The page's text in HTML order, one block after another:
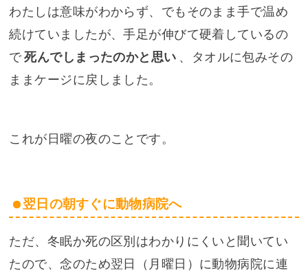
わたしは意味がわからず、でもそのまま手で温め
続けていましたが、手足が伸びて硬着しているの
で死んでしまったのかと思い 、タオルに包みその
ままケージに戻しました。
これが日曜の夜のことです。
翌日の朝すぐに動物病院へ
ただ、冬眠か死の区別はわかりにくいと聞いてい
たので、念のため翌日（月曜日）に動物病院に連